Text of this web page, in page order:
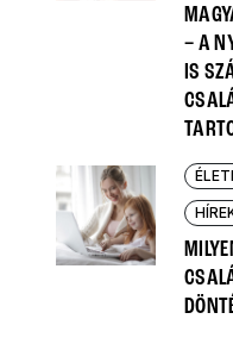
– A
IS